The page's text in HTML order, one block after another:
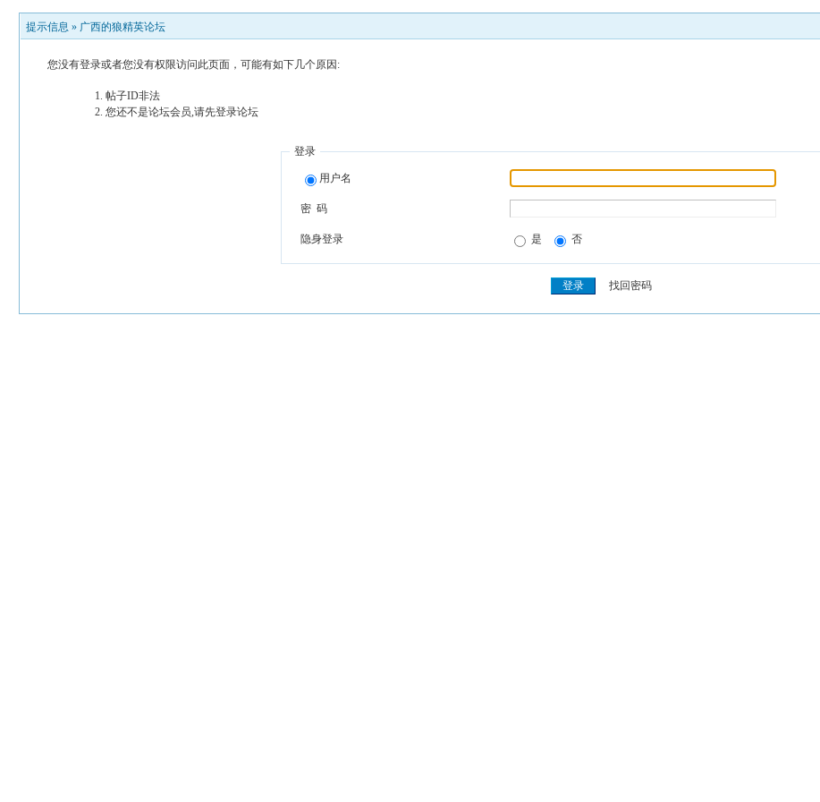
提示信息 » 广西的狼精英论坛
您没有登录或者您没有权限访问此页面，可能有如下几个原因:
帖子ID非法
您还不是论坛会员,请先登录论坛
登录
用户名
密 码
隐身登录 是 否
找回密码